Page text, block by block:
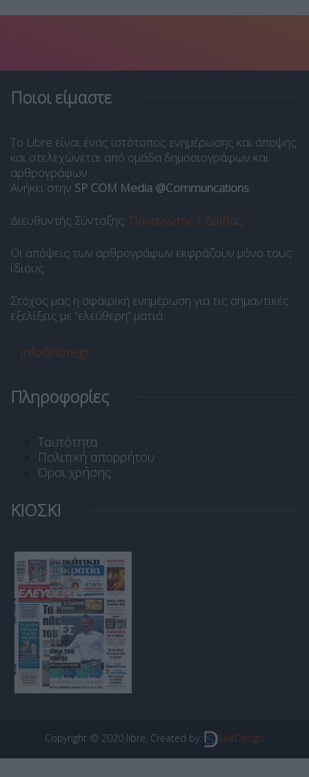
Ποιοι είμαστε
Το Libre είναι ένας ιστότοπος ενημέρωσης και άποψης
και στελεχώνεται από ομάδα δημοσιογράφων και
αρθρογράφων.
Ανήκει στην SP COM Media @Communcations.
Διευθυντής Σύνταξης: Παναγιώτης Ι. Δρίβας.
Οι απόψεις των αρθρογράφων εκφράζουν μόνο τους
ίδιους.
Στόχος μας η σφαιρική ενημέρωση για τις σημαντικές
εξελίξεις με “ελεύθερη” ματιά.
info@libre.gr
Πληροφορίες
Ταυτότητα
Πολιτική απορρήτου
Όροι χρήσης
ΚΙΟΣΚΙ
Copyright © 2020 libre. Created by: SiteDesign